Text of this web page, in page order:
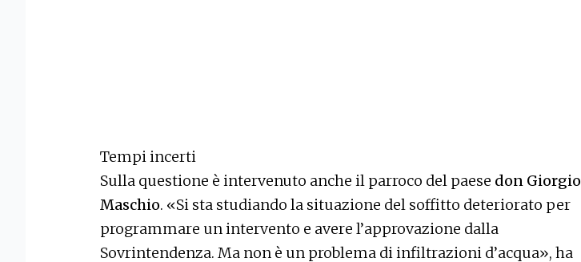
Tempi incerti
Sulla questione è intervenuto anche il parroco del paese don Giorgio
Maschio. «Si sta studiando la situazione del soffitto deteriorato per
programmare un intervento e avere l’approvazione dalla
Sovrintendenza. Ma non è un problema di infiltrazioni d’acqua», ha